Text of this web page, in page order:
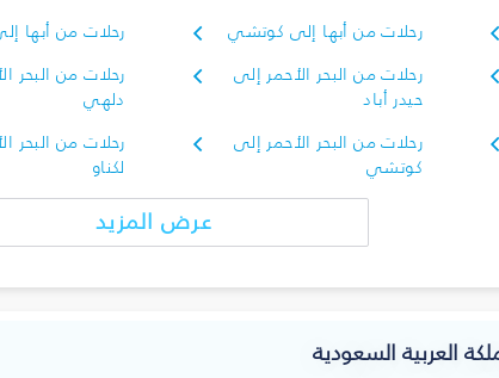
رحلات من أبها إلى كوتشي رحلات من أبها
رحلات من البحر الأحمر إلى
حيدر أباد
رحلات من البحر
دلهي
رحلات من البحر الأحمر إلى
كوتشي
رحلات من البحر
لكناو
عرض المزيد
العربية السعودية